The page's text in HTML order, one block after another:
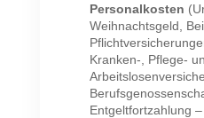
Personalkosten
Weihnachtsgeld,
Kranken-, Pflege-
Entgeltfortzahlung